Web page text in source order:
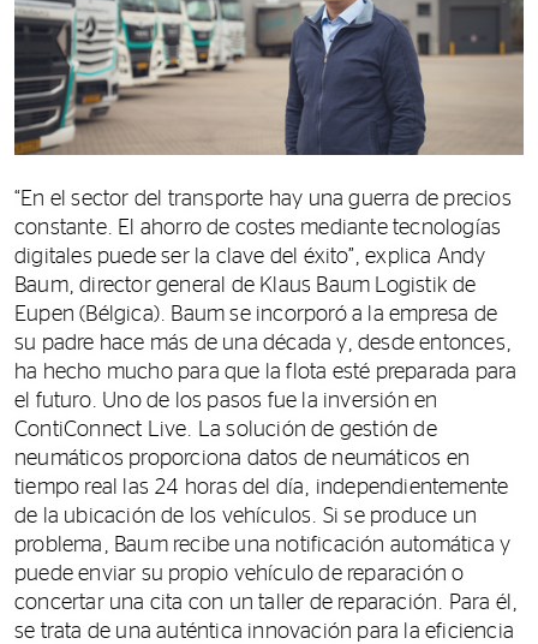
“En el sector del transporte hay una guerra de precios
constante. El ahorro de costes mediante tecnologías
digitales puede ser la clave del éxito”, explica Andy
Baum, director general de Klaus Baum Logistik de
Eupen (Bélgica). Baum se incorporó a la empresa de
su padre hace más de una década y, desde entonces,
ha hecho mucho para que la flota esté preparada para
el futuro. Uno de los pasos fue la inversión en
ContiConnect Live. La solución de gestión de
neumáticos proporciona datos de neumáticos en
tiempo real las 24 horas del día, independientemente
de la ubicación de los vehículos. Si se produce un
problema, Baum recibe una notificación automática y
puede enviar su propio vehículo de reparación o
concertar una cita con un taller de reparación. Para él,
se trata de una auténtica innovación para la eficiencia